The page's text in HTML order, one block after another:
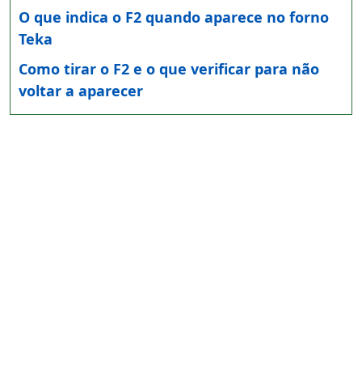
O que indica o F2 quando aparece no forno
Teka
Como tirar o F2 e o que verificar para não
voltar a aparecer